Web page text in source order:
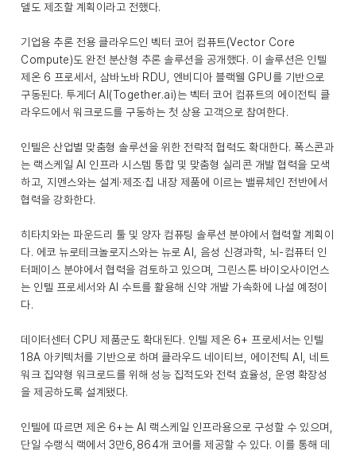
델도 제조할 계획이라고 전했다.
기업용 추론 전용 클라우드인 벡터 코어 컴퓨트(Vector Core
Compute)도 완전 분산형 추론 솔루션을 공개했다. 이 솔루션은 인텔
제온 6 프로세서, 삼바노바 RDU, 엔비디아 블랙웰 GPU를 기반으로
구동된다. 투게더 AI(Together.ai)는 벡터 코어 컴퓨트의 에이전틱 클
라우드에서 워크로드를 구동하는 첫 상용 고객으로 참여한다.
인텔은 산업별 맞춤형 솔루션을 위한 전략적 협력도 확대한다. 폭스콘과
는 랙스케일 AI 인프라 시스템 통합 및 맞춤형 실리콘 개발 협력을 모색
하고, 지멘스와는 설계·제조·칩 내장 제품에 이르는 밸류체인 전반에서
협력을 강화한다.
히타치와는 파운드리 툴 및 양자 컴퓨팅 솔루션 분야에서 협력할 계획이
다. 에코 뉴로테크놀로지스와는 뉴로 AI, 음성 신경과학, 뇌-컴퓨터 인
터페이스 분야에서 협력을 검토하고 있으며, 그린스톤 바이오사이언스
는 인텔 프로세서와 AI 수트를 활용해 신약 개발 가속화에 나설 예정이
다.
데이터센터 CPU 제품군도 확대된다. 인텔 제온 6+ 프로세서는 인텔
18A 아키텍처를 기반으로 하며 클라우드 네이티브, 에이전틱 AI, 네트
워크 집약형 워크로드를 위해 성능 집적도와 전력 효율성, 운영 확장성
을 제공하도록 설계됐다.
인텔에 따르면 제온 6+는 AI 랙스케일 인프라용으로 구성할 수 있으며,
단일 수랭식 랙에서 3만6,864개 코어를 제공할 수 있다. 이를 통해 데